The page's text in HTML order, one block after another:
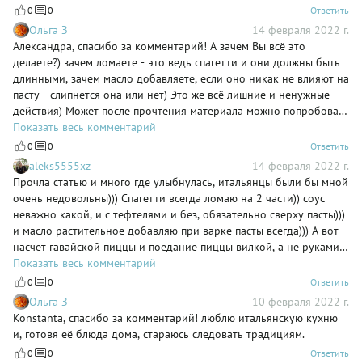
0 0 Ответить
Ольга З
14 февраля 2022 г.
Александра, спасибо за комментарий! А зачем Вы всё это
делаете?) зачем ломаете - это ведь спагетти и они должны быть
длинными, зачем масло добавляете, если оно никак не влияют на
пасту - слипнется она или нет) Это же всё лишние и ненужные
действия) Может после прочтения материала можно попробовать
не делать это) А потом и пасту класть в соус)
Показать весь комментарий
0 0 Ответить
aleks5555xz
14 февраля 2022 г.
Прочла статью и много где улыбнулась, итальянцы были бы мной
очень недовольны))) Спагетти всегда ломаю на 2 части)) соус
неважно какой, и с тефтелями и без, обязательно сверху пасты)))
и масло растительное добавляю при варке пасты всегда))) А вот
насчет гавайской пиццы и поедание пиццы вилкой, а не руками,
полностью согласна с итальянцами. Не понимаю гавайскую
пиццу, люблю 4 сыра, Маргариту и свою домашнюю))) и конечно
же едим руками)
Показать весь комментарий
0 0 Ответить
Ольга З
10 февраля 2022 г.
Konstanta, спасибо за комментарий! люблю итальянскую кухню
и, готовя её блюда дома, стараюсь следовать традициям.
0 0 Ответить